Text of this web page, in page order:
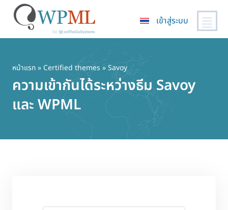
เนื้อหา
หลัก
เข้าสู่ระบบ
หน้าแรก» Certified themes » Savoy
ความเข้ากันได้ระหว่างธีม Savoy
และ WPML